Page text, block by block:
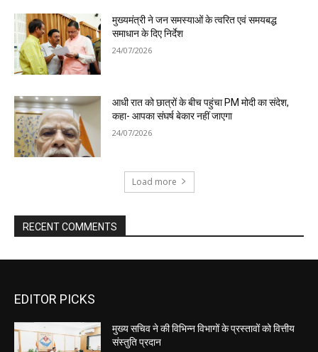
EDITOR PICKS
मुख्य सचिव ने की विभिन्न विभागों के प्रस्तावों को वित्तीय
संस्तुति प्रदान